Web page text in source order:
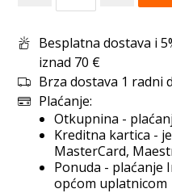
Besplatna dostava i
iznad 70 €
Brza dostava 1 radni
Plaćanje:
Otkupnina -
Kreditna kartica -
MasterCard,
Ponuda - plaćanje
općom uplatnicom